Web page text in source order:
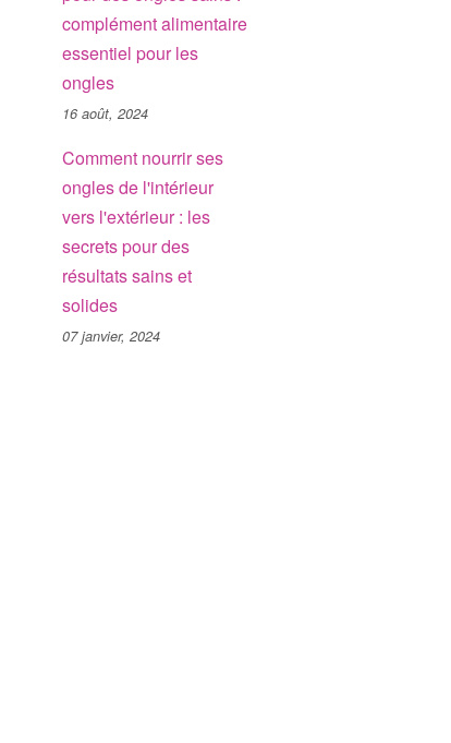
complément alimentaire
essentiel pour les
ongles
16 août, 2024
Comment nourrir ses
ongles de l'intérieur
vers l'extérieur : les
secrets pour des
résultats sains et
solides
07 janvier, 2024